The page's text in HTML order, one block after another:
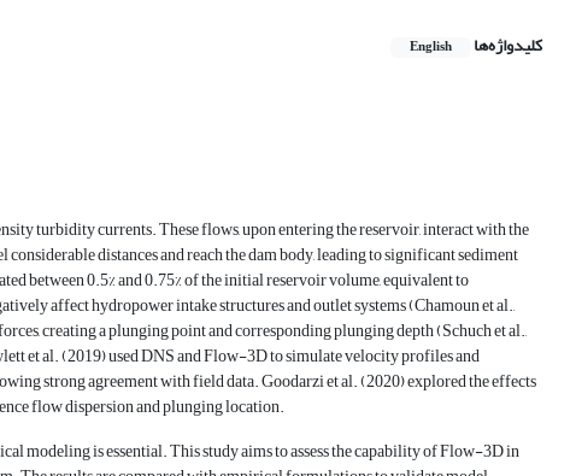
کلیدواژه‌ها English
turbidity currents. These flows, upon entering the reservoir, interact with the
distances and reach the dam body, leading to significant sediment
between 0.5% and 0.75% of the initial reservoir volume, equivalent to
affect hydropower intake structures and outlet systems (Chamoun et al.,
creating a plunging point and corresponding plunging depth (Schuch et al.,
et al. (2019) used DNS and Flow-3D to simulate velocity profiles and
strong agreement with field data. Goodarzi et al. (2020) explored the effects
flow dispersion and plunging location.
modeling is essential. This study aims to assess the capability of Flow-3D in